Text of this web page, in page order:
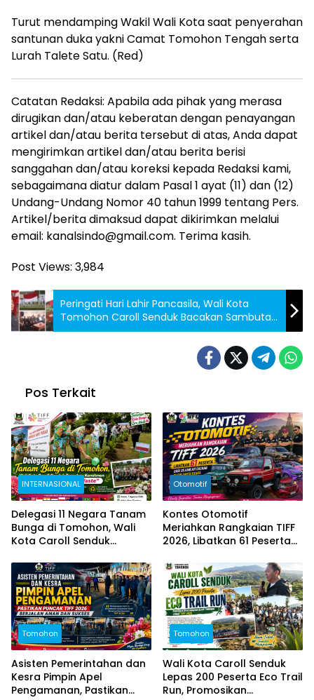
Turut mendamping Wakil Wali Kota saat penyerahan
santunan duka yakni Camat Tomohon Tengah serta
Lurah Talete Satu. (Red)
Catatan Redaksi: Apabila ada pihak yang merasa
dirugikan dan/atau keberatan dengan penayangan
artikel dan/atau berita tersebut di atas, Anda dapat
mengirimkan artikel dan/atau berita berisi
sanggahan dan/atau koreksi kepada Redaksi kami,
sebagaimana diatur dalam Pasal 1 ayat (11) dan (12)
Undang-Undang Nomor 40 tahun 1999 tentang Pers.
Artikel/berita dimaksud dapat dikirimkan melalui
email: kanalsindo@gmail.com. Terima kasih.
Post Views: 3,984
Peringati Hari Lahir Pancasila, Wali Kota
Tomohon Caroll Senduk Bacakan Sambutan
Kepala BPIP RI
Pos Terkait
INTERNASIONAL
Delegasi 11 Negara Tanam
Bunga di Tomohon, Wali
Kota Caroll Senduk
Bunga, Zero Waste”
Otomotif
Kontes Otomotif
Meriahkan Rangkaian TIFF
2026, Libatkan 61 Peserta
Sulut
Tomohon
Asisten Pemerintahan dan
Kesra Pimpin Apel
Pengamanan, Pastikan
Tomohon
Wali Kota Caroll Senduk
Lepas 200 Peserta Eco Trail
Run, Promosikan